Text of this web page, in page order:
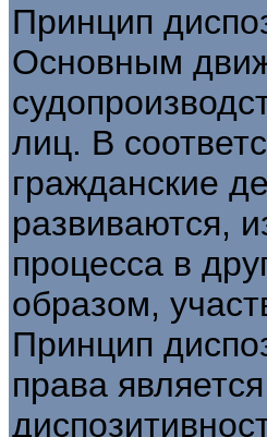
Принцип
Основным
лиц. В
гражданские
развиваются,
процесса в
образом,
Принцип
права